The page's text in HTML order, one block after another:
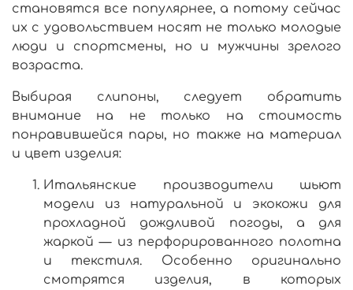
становятся все популярнее, а потому сейчас
их с удовольствием носят не только молодые
люди и спортсмены, но и мужчины зрелого
возраста.
Выбирая слипоны, следует обратить
внимание на не только на стоимость
понравившейся пары, но также на материал
и цвет изделия:
Итальянские производители шьют
модели из натуральной и экокожи для
прохладной дождливой погоды, а для
жаркой — из перфорированного полотна
и текстиля. Особенно оригинально
смотрятся изделия, в которых